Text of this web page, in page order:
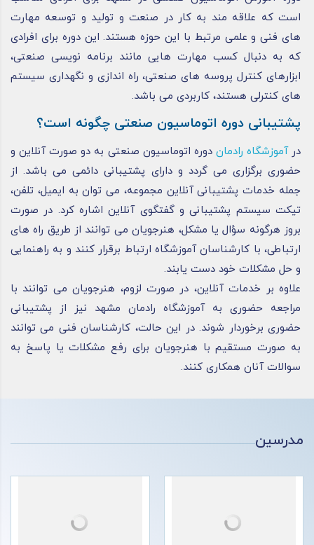
است که علاقه ‌مند به کار در صنعت و تولید و توسعه مهارت
‌های فنی و علمی مرتبط با این حوزه هستند. این دوره برای افرادی
که به دنبال کسب مهارت ‌هایی مانند برنامه ‌نویسی صنعتی،
ابزارهای کنترل پروسه ‌های صنعتی، راه ‌اندازی و نگهداری سیستم‌
های کنترلی هستند، کاربردی می باشد.
پشتیبانی دوره اتوماسیون صنعتی چگونه است؟
درآموزشگاه رادمان دوره اتوماسیون صنعتی به دو صورت آنلاین و
حضوری برگزاری می گردد و دارای پشتیبانی دائمی می باشد. از
جمله خدمات پشتیبانی آنلاین مجموعه، می‌ توان به ایمیل، تلفن،
تیکت سیستم پشتیبانی و گفتگوی آنلاین اشاره کرد. در صورت
بروز هرگونه سؤال یا مشکل، هنرجویان می ‌توانند از طریق راه های
ارتباطی، با کارشناسان آموزشگاه ارتباط برقرار کنند و به راهنمایی
و حل مشکلات خود دست یابند.
علاوه بر خدمات آنلاین، در صورت لزوم، هنرجویان می ‌توانند با
مراجعه حضوری به آموزشگاه رادمان مشهد نیز از پشتیبانی
حضوری برخوردار شوند. در این حالت، کارشناسان فنی می‌ توانند
به صورت مستقیم با هنرجویان برای رفع مشکلات یا پاسخ به
سوالات آنان همکاری کنند.
مدرسین